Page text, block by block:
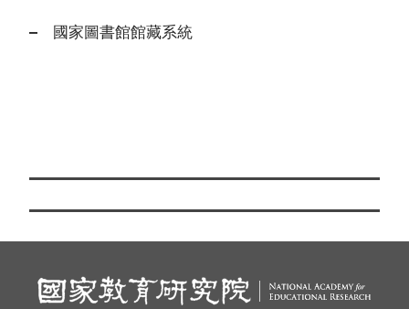
國家圖書館館藏系統